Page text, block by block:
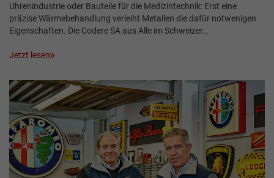
Uhrenindustrie oder Bauteile für die Medizintechnik: Erst eine
präzise Wärmebehandlung verleiht Metallen die dafür notwenigen
Eigenschaften. Die Codere SA aus Alle im Schweizer…
Jetzt lesen